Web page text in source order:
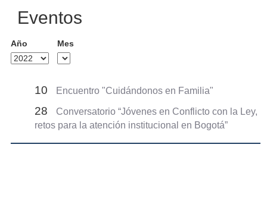
Eventos
Año Mes
10 Encuentro "Cuidándonos en Familia"
28
Conversatorio “Jóvenes en Conflicto con la Ley,
retos para la atención institucional en Bogotá”